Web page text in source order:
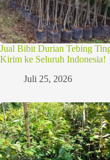
Jual Bibit Durian Tebing
Kirim ke Seluruh Indonesia!
Juli 25, 2026